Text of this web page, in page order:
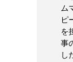
ム
ピ
を
事
し